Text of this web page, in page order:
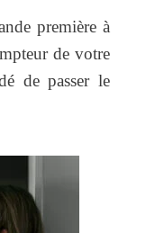
première à
de votre
de passer le